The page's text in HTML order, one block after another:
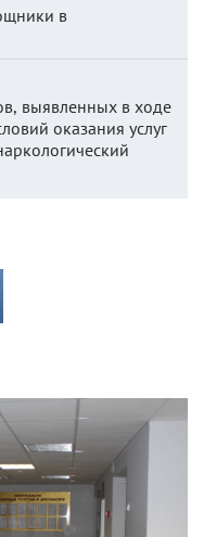
в
выявленных в ходе
оказания услуг